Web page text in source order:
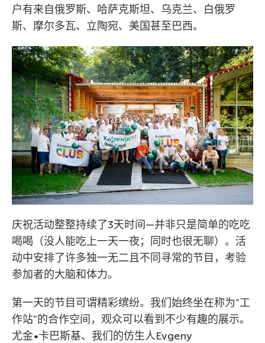
户有来自俄罗斯、哈萨克斯坦、乌克兰、白俄罗
斯、摩尔多瓦、立陶宛、美国甚至巴西。
庆祝活动整整持续了3天时间—并非只是简单的吃吃
喝喝（没人能吃上一天一夜；同时也很无聊）。活
动中安排了许多独一无二且不同寻常的节目，考验
参加者的大脑和体力。
第一天的节目可谓精彩缤纷。我们始终坐在称为”工
作站”的合作空间，观众可以看到不少有趣的展示。
尤金•卡巴斯基、我们的仿生人Evgeny